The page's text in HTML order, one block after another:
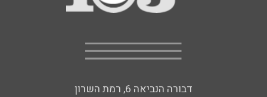
דבורה הנביאה 6, רמת השרון